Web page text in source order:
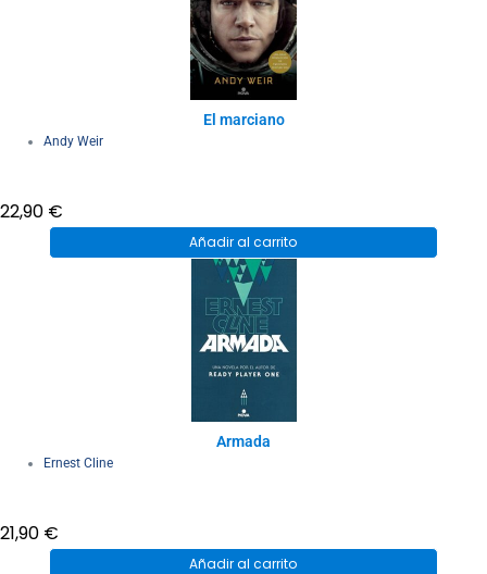
El marciano
Andy Weir
22,90 €
Añadir al carrito
Armada
Ernest Cline
21,90 €
Añadir al carrito